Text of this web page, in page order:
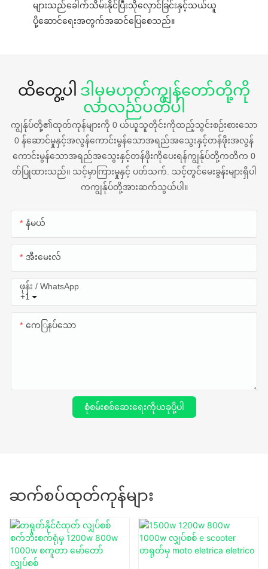
များသည်ခေါက်သိမ်းနိုင်ပြီးသိုလှောင်ခြင်းနှင့်သယ်ယူ
ပို့ဆောင်ရေးအတွက်အဆင်ပြေစေသည်။
ထိတွေ့ပါ ဒါမှမဟုတ်ကျွန်တော်တို့ကို
လာလည်ပတ်ပါ
ကျွန်ုပ်တို့၏ထုတ်ကုန်များကို 0 ယ်ယူသူတိုင်းကိုထည့်သွင်းစဉ်းစားသော
0 န်ဆောင်မှုနှင့်အလွန်ကောင်းမွန်သောအရည်အသွေးနှင့်တန်ဖိုးအလွန်
ကောင်းမွန်သောအရည်အသွေးနှင့်တန်ဖိုးကိုပေးရန်ကျွန်ုပ်တို့ကတိက 0
တ်ပြုထားသည်။ သင့်မှာကြားမှုနှင့် ပတ်သက်. သင့်တွင်မေးခွန်းများရှိပါ
ကကျွန်ုပ်တို့အားဆက်သွယ်ပါ။
နံမယ်
အီးမေးလ်
+1
ဖုန်း / WhatsApp
ကေြနပ်သော
စုံစမ်းစစ်ဆေးရေးကိုယခုပို့ပါ
ဆက်စပ်ထုတ်ကုန်များ